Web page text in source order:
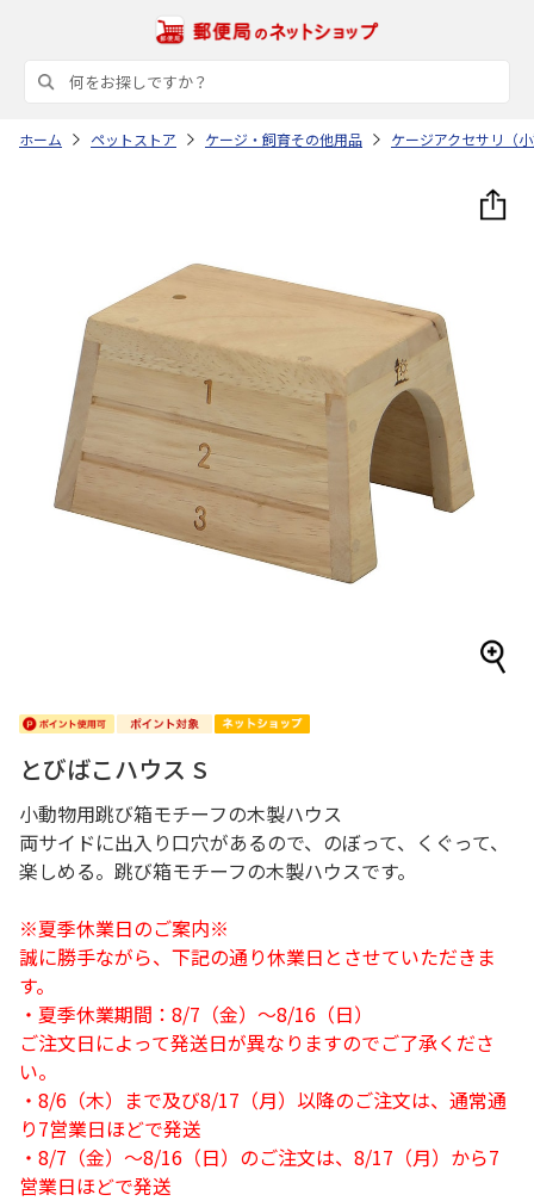
ホーム ペットストア ケージ・飼育その他用品 ケージアクセサリ（
とびばこハウス S
小動物用跳び箱モチーフの木製ハウス
両サイドに出入り口穴があるので、のぼって、くぐって、
楽しめる。跳び箱モチーフの木製ハウスです。
※夏季休業日のご案内※
誠に勝手ながら、下記の通り休業日とさせていただきま
す。
・夏季休業期間：8/7（金）～8/16（日）
ご注文日によって発送日が異なりますのでご了承くださ
い。
・8/6（木）まで及び8/17（月）以降のご注文は、通常通
り7営業日ほどで発送
・8/7（金）～8/16（日）のご注文は、8/17（月）から7
営業日ほどで発送